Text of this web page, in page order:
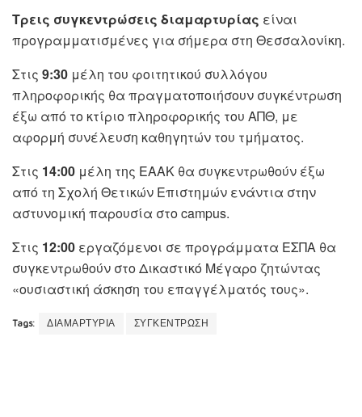
Τρεις συγκεντρώσεις διαμαρτυρίας είναι
προγραμματισμένες για σήμερα στη Θεσσαλονίκη.
Στις 9:30 μέλη του φοιτητικού συλλόγου
πληροφορικής θα πραγματοποιήσουν συγκέντρωση
έξω από το κτίριο πληροφορικής του ΑΠΘ, με
αφορμή συνέλευση καθηγητών του τμήματος.
Στις 14:00 μέλη της ΕΑΑΚ θα συγκεντρωθούν έξω
από τη Σχολή Θετικών Επιστημών ενάντια στην
αστυνομική παρουσία στο campus.
Στις 12:00 εργαζόμενοι σε προγράμματα ΕΣΠΑ θα
συγκεντρωθούν στο Δικαστικό Μέγαρο ζητώντας
«ουσιαστική άσκηση του επαγγέλματός τους».
Tags: ΔΙΑΜΑΡΤΥΡΙΑ ΣΥΓΚΕΝΤΡΩΣΗ